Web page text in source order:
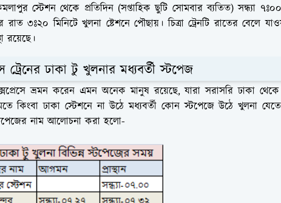
স্টেশন থেকে প্রতিদিন (সপ্তাহিক ছুটি সোমবার ব্যতিত) সন্ধ্যা
রাত ৩ঃ২০ মিনিটে খুলনা ষ্টেশনে পৌছায়। চিত্রা ট্রেনটি রাতের বেলে
রয়েছে।
ট্রেনের ঢাকা টু খুলনার মধ্যবর্তী স্টপেজ
ভ্রমন করেন এমন অনেক মানুষ রয়েছে, যারা সরাসরি ঢাকা থেকে
কিংবা ঢাকা স্টেশনে না উঠে মধ্যবর্তী কোন স্টপেজে উঠে খুলনা
নাম আলোচনা করা হলো-